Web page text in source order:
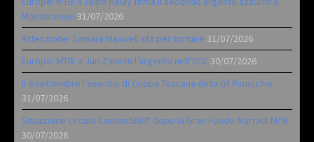
Monteceneri 31/07/2026
Attenzione: Samara Maxwell sta per tornare 31/07/2026
Europei MTB: a Juri Zanotti l’argento nell’XCC 30/07/2026
Il 6 settembre l’esordio di Coppa Toscana della Gf Pinocchio
31/07/2026
Situazione circuiti Contest360° dopo la Gran Fondo Marradi MTB
30/07/2026